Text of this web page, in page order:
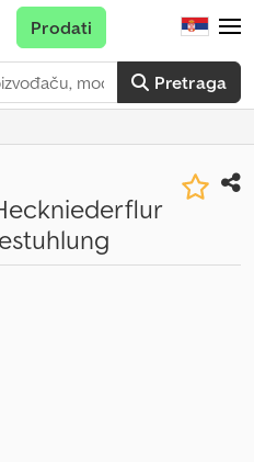
Pretraga
Prodati